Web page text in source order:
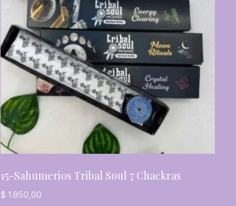
15-Sahumerios Tribal Soul 7 Chackras
$ 1.850,00